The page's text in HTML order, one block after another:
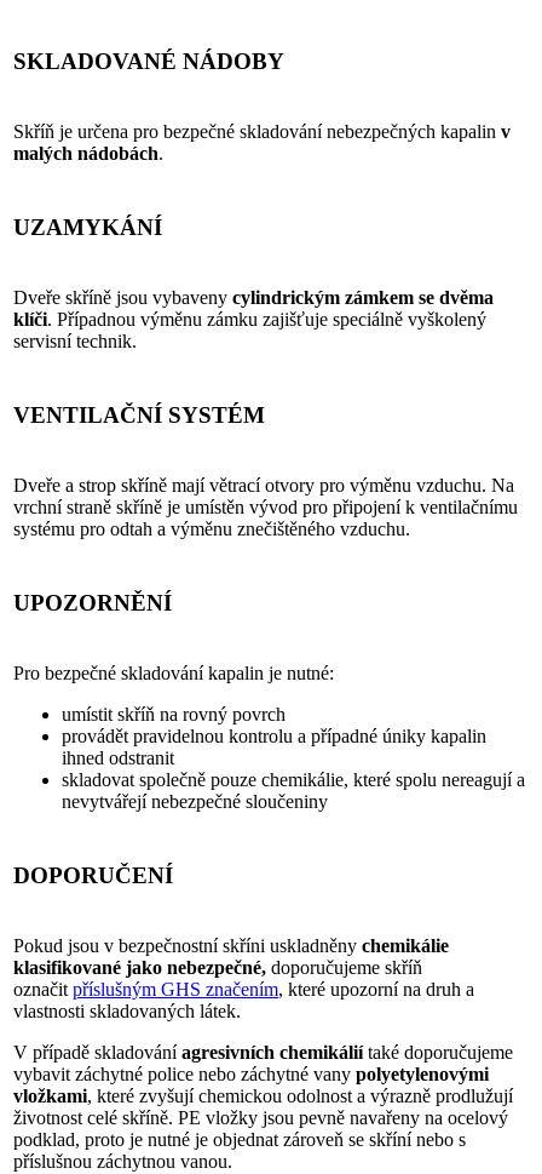
SKLADOVANÉ NÁDOBY
Skříň je určena pro bezpečné skladování nebezpečných kapalin v
malých nádobách.
UZAMYKÁNÍ
Dveře skříně jsou vybaveny cylindrickým zámkem se dvěma
klíči. Případnou výměnu zámku zajišťuje speciálně vyškolený
servisní technik.
VENTILAČNÍ SYSTÉM
Dveře a strop skříně mají větrací otvory pro výměnu vzduchu. Na
vrchní straně skříně je umístěn vývod pro připojení k ventilačnímu
systému pro odtah a výměnu znečištěného vzduchu.
UPOZORNĚNÍ
Pro bezpečné skladování kapalin je nutné:
umístit skříň na rovný povrch
provádět pravidelnou kontrolu a případné úniky kapalin
ihned odstranit
skladovat společně pouze chemikálie, které spolu nereagují a
nevytvářejí nebezpečné sloučeniny
DOPORUČENÍ
Pokud jsou v bezpečnostní skříni uskladněny chemikálie
klasifikované jako nebezpečné, doporučujeme skříň
označit příslušným GHS značením, které upozorní na druh a
vlastnosti skladovaných látek.
V případě skladováníagresivních chemikáliítaké doporučujeme
vybavit záchytné police nebo záchytné vany polyetylenovými
vložkami, které zvyšují chemickou odolnost a výrazně prodlužují
životnost celé skříně. PE vložky jsou pevně navařeny na ocelový
podklad, proto je nutné je objednat zároveň se skříní nebo s
příslušnou záchytnou vanou.